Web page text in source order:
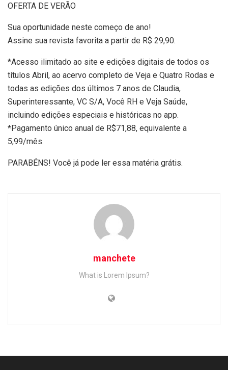
OFERTA DE VERÃO
Sua oportunidade neste começo de ano!
Assine sua revista favorita a partir de R$ 29,90.
*Acesso ilimitado ao site e edições digitais de todos os
títulos Abril, ao acervo completo de Veja e Quatro Rodas e
todas as edições dos últimos 7 anos de Claudia,
Superinteressante, VC S/A, Você RH e Veja Saúde,
incluindo edições especiais e históricas no app.
*Pagamento único anual de R$71,88, equivalente a
5,99/mês.
PARABÉNS! Você já pode ler essa matéria grátis.
manchete
What is Lorem Ipsum?